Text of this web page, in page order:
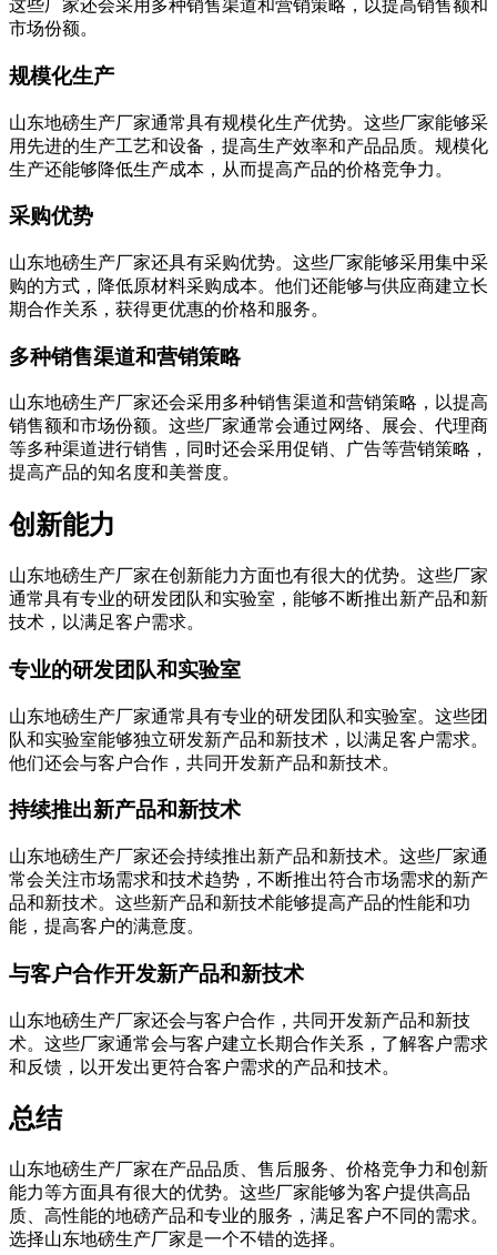
这些厂家还会采用多种销售渠道和营销策略，以提高销售额和
市场份额。
规模化生产
山东地磅生产厂家通常具有规模化生产优势。这些厂家能够采
用先进的生产工艺和设备，提高生产效率和产品品质。规模化
生产还能够降低生产成本，从而提高产品的价格竞争力。
采购优势
山东地磅生产厂家还具有采购优势。这些厂家能够采用集中采
购的方式，降低原材料采购成本。他们还能够与供应商建立长
期合作关系，获得更优惠的价格和服务。
多种销售渠道和营销策略
山东地磅生产厂家还会采用多种销售渠道和营销策略，以提高
销售额和市场份额。这些厂家通常会通过网络、展会、代理商
等多种渠道进行销售，同时还会采用促销、广告等营销策略，
提高产品的知名度和美誉度。
创新能力
山东地磅生产厂家在创新能力方面也有很大的优势。这些厂家
通常具有专业的研发团队和实验室，能够不断推出新产品和新
技术，以满足客户需求。
专业的研发团队和实验室
山东地磅生产厂家通常具有专业的研发团队和实验室。这些团
队和实验室能够独立研发新产品和新技术，以满足客户需求。
他们还会与客户合作，共同开发新产品和新技术。
持续推出新产品和新技术
山东地磅生产厂家还会持续推出新产品和新技术。这些厂家通
常会关注市场需求和技术趋势，不断推出符合市场需求的新产
品和新技术。这些新产品和新技术能够提高产品的性能和功
能，提高客户的满意度。
与客户合作开发新产品和新技术
山东地磅生产厂家还会与客户合作，共同开发新产品和新技
术。这些厂家通常会与客户建立长期合作关系，了解客户需求
和反馈，以开发出更符合客户需求的产品和技术。
总结
山东地磅生产厂家在产品品质、售后服务、价格竞争力和创新
能力等方面具有很大的优势。这些厂家能够为客户提供高品
质、高性能的地磅产品和专业的服务，满足客户不同的需求。
选择山东地磅生产厂家是一个不错的选择。